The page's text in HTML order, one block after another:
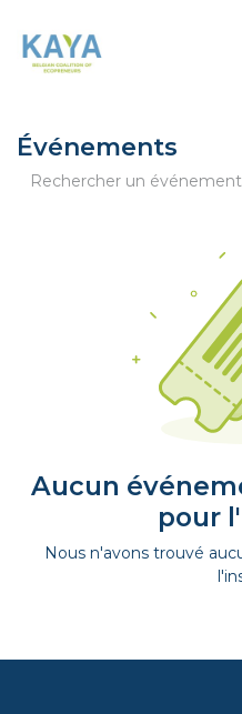
Événements
Aucun
pour
Nous n'avons trouvé